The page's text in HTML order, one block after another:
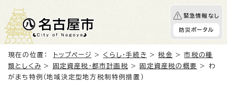
緊急情報なし
防災ポータル
現在の位置： トップページ > くらし・手続き >税金 >市税の種
類としくみ > 固定資産税・都市計画税 > 固定資産税の概要
> わ
がまち特例（地域決定型地方税制特例措置）